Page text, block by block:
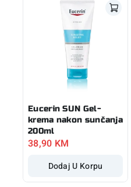
Eucerin SUN Gel-
krema nakon sunčanja
200ml
38,90 KM
Dodaj U Korpu